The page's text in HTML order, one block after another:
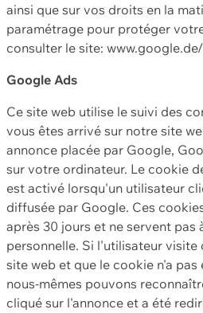
ainsi que sur vos droits en la
paramétrage pour protéger
consulter le site:
Google Ads
Ce site web utilise le suivi des
vous êtes arrivé sur notre site
annonce placée par Google,
sur votre ordinateur. Le cookie
est activé lorsqu'un utilisateur
diffusée par Google. Ces
après 30 jours et ne servent
personnelle. Si l'utilisateur
site web et que le cookie n'a
nous-mêmes pouvons
cliqué sur l'annonce et a été